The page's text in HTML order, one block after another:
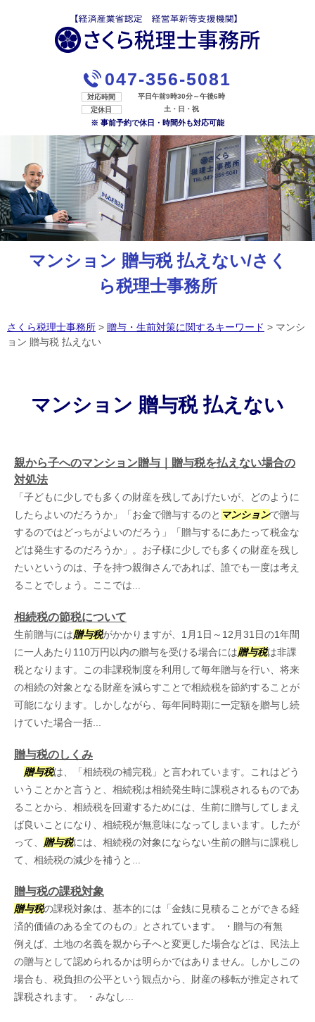
047-356-5081
対応時間
平日午前9時30分～午後6時
定休日
土・日・祝
※ 事前予約で休日・時間外も対応可能
マンション 贈与税 払えない/さく
ら税理士事務所
さくら税理士事務所 > 贈与・生前対策に関するキーワード > マンシ
ョン 贈与税 払えない
マンション 贈与税 払えない
親から子へのマンション贈与｜贈与税を払えない場合の
対処法
「子どもに少しでも多くの財産を残してあげたいが、どのように
したらよいのだろうか」「お金で贈与するのと マンションで贈与
するのではどっちがよいのだろう」「贈与するにあたって税金な
どは発生するのだろうか」。お子様に少しでも多くの財産を残し
たいというのは、子を持つ親御さんであれば、誰でも一度は考え
ることでしょう。ここでは...
相続税の節税について
生前贈与には贈与税がかかりますが、1月1日～12月31日の1年間
に一人あたり110万円以内の贈与を受ける場合には贈与税は非課
税となります。この非課税制度を利用して毎年贈与を行い、将来
の相続の対象となる財産を減らすことで相続税を節約することが
可能になります。しかしながら、毎年同時期に一定額を贈与し続
けていた場合一括...
贈与税のしくみ
贈与税は、「相続税の補完税」と言われています。これはどう
いうことかと言うと、相続税は相続発生時に課税されるものであ
ることから、相続税を回避するためには、生前に贈与してしまえ
ば良いことになり、相続税が無意味になってしまいます。したが
って、 贈与税には、相続税の対象にならない生前の贈与に課税し
て、相続税の減少を補うと...
贈与税の課税対象
贈与税の課税対象は、基本的には「金銭に見積ることができる経
済的価値のある全てのもの」とされています。 ・贈与の有無
例えば、土地の名義を親から子へと変更した場合などは、民法上
の贈与として認められるかは明らかではありません。しかしこの
場合も、税負担の公平という観点から、財産の移転が推定されて
課税されます。 ・みなし...